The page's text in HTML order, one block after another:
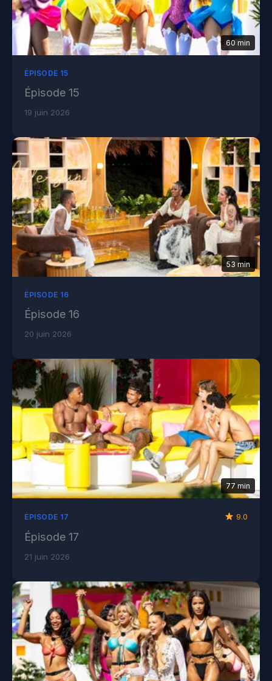
60 min
ÉPISODE 15
Épisode 15
19 juin 2026
53 min
ÉPISODE 16
Épisode 16
20 juin 2026
77 min
ÉPISODE 17 9.0
Épisode 17
21 juin 2026